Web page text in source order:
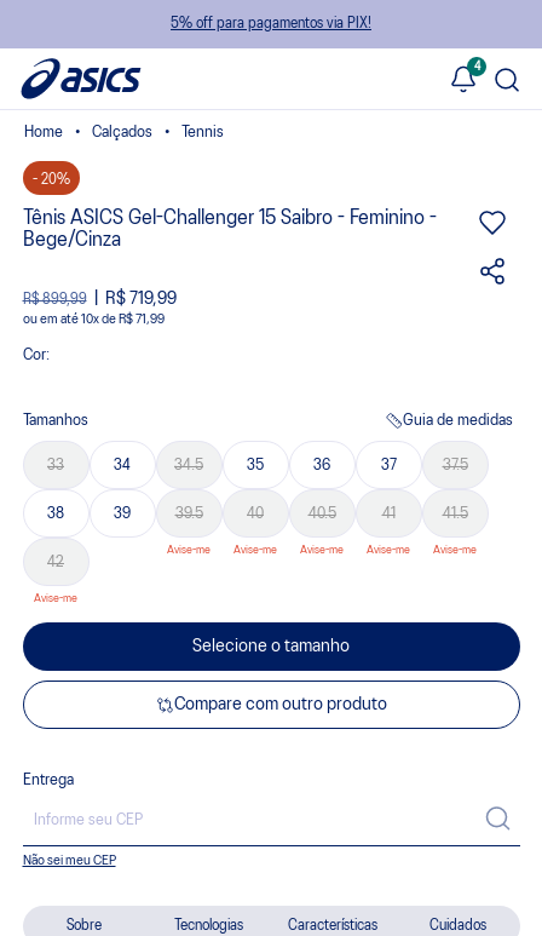
5% off para pagamentos via PIX!
4
Sobre Tecnologias Características Cuidados
Calçados Tennis
- 20%
Tênis ASICS Gel-Challenger 15 Saibro - Feminino -
Bege/Cinza
R$ 899,99 R$ 719,99
ou 10xde R$ 71,99
Cor:
Tamanhos Guia de medidas
33 34 34.5 35 36 37 37.5
38 39 39.5 40 40.5 41 41.5
42
Selecione o tamanho
Compare com outro produto
Entrega
Não sei meu CEP